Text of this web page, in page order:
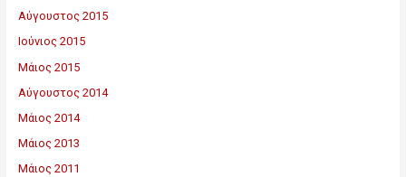
Αύγουστος 2015
Ιούνιος 2015
Μάιος 2015
Αύγουστος 2014
Μάιος 2014
Μάιος 2013
Μάιος 2011